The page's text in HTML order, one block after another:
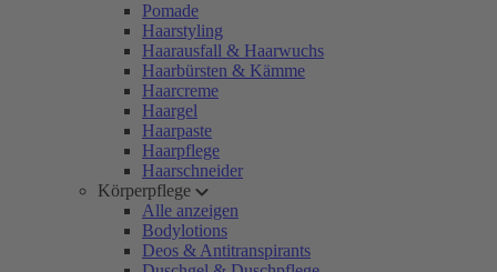
Pomade
Haarstyling
Haarausfall & Haarwuchs
Haarbürsten & Kämme
Haarcreme
Haargel
Haarpaste
Haarpflege
Haarschneider
Körperpflege
Alle anzeigen
Bodylotions
Deos & Antitranspirants